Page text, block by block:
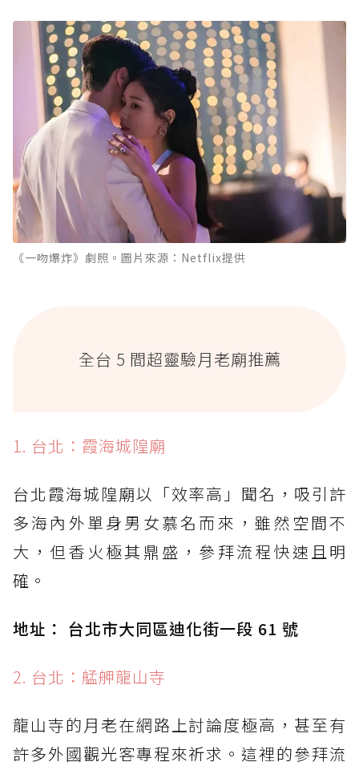
《一吻爆炸》劇照。圖片來源：Netflix提供
全台 5 間超靈驗月老廟推薦
1. 台北：霞海城隍廟
台北霞海城隍廟以「效率高」聞名，吸引許
多海內外單身男女慕名而來，雖然空間不
大，但香火極其鼎盛，參拜流程快速且明
確。
地址： 台北市大同區迪化街一段 61 號
2. 台北：艋舺龍山寺
龍山寺的月老在網路上討論度極高，甚至有
許多外國觀光客專程來祈求。這裡的參拜流